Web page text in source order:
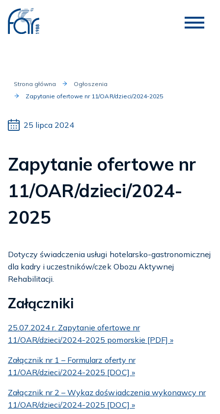
Strona główna
Ogłoszenia
Zapytanie ofertowe nr 11/OAR/dzieci/2024-2025
25 lipca 2024
Zapytanie ofertowe nr
11/OAR/dzieci/2024-
2025
Dotyczy świadczenia usługi hotelarsko-gastronomicznej
dla kadry i uczestników/czek Obozu Aktywnej
Rehabilitacji.
Załączniki
25.07.2024 r. Zapytanie ofertowe nr
11/OAR/dzieci/2024-2025 pomorskie [PDF] »
Załącznik nr 1 – Formularz oferty nr
11/OAR/dzieci/2024-2025 [DOC] »
Załącznik nr 2 – Wykaz doświadczenia wykonawcy nr
11/OAR/dzieci/2024-2025 [DOC] »